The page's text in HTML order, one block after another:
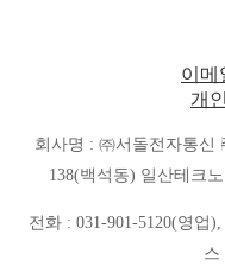
이메
개
회사명 : ㈜서돌전자통신
138(백석동) 일산테크
전화 : 031-901-5120(영업
스